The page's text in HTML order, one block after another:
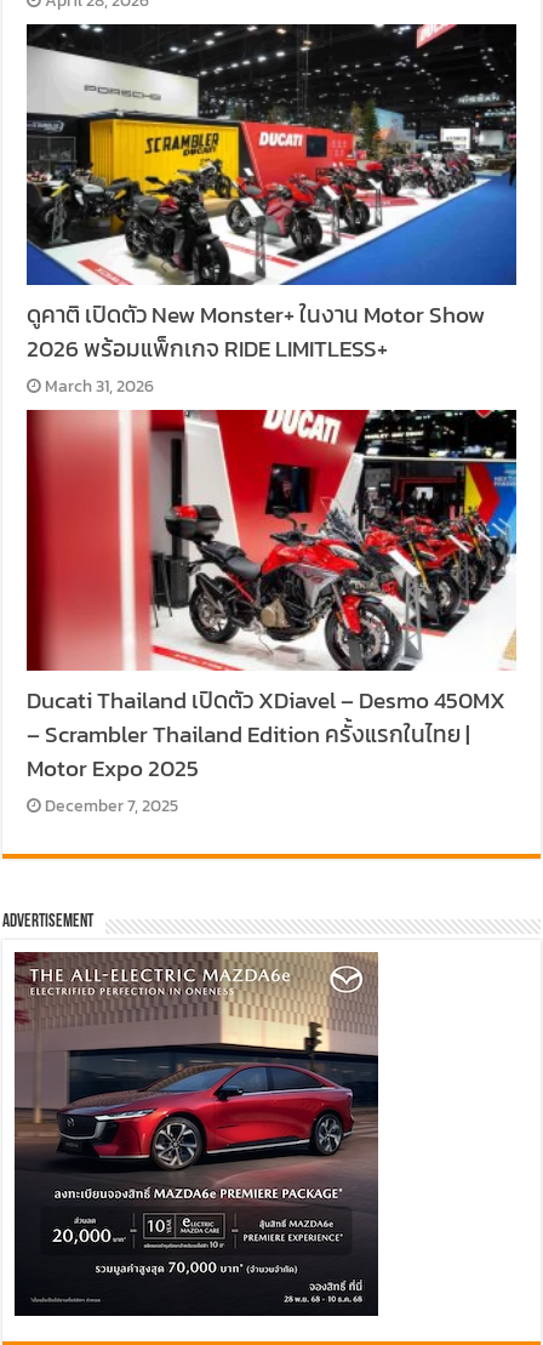
ดูคาติ เปิดตัว New Monster+ ในงาน Motor Show
2026 พร้อมแพ็กเกจ RIDE LIMITLESS+
March 31, 2026
Ducati Thailand เปิดตัว XDiavel – Desmo 450MX
– Scrambler Thailand Edition ครั้งแรกในไทย |
Motor Expo 2025
December 7, 2025
Advertisement